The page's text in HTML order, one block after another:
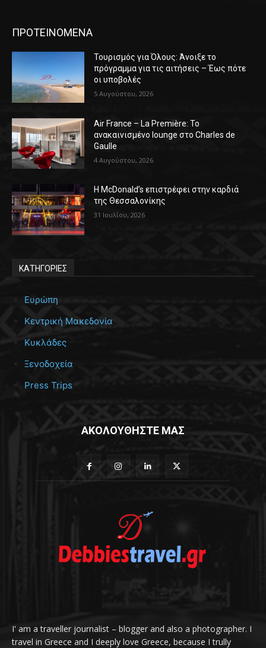
ΠΡΟΤΕΙΝΟΜΕΝΑ
Τουρισμός για Όλους: Άνοιξε το
πρόγραμμα για τις αιτήσεις – Έως πότε
οι υποβολές
5 Αυγούστου, 2026
Air France – La Première: Το
ανακαινισμένο lounge στο Charles de
Gaulle
4 Αυγούστου, 2026
Η McDonald’s επιστρέφει στην καρδιά
της Θεσσαλονίκης
31 Ιουλίου, 2026
ΚΑΤΗΓΟΡΙΕΣ
Ευρώπη
Κεντρική Μακεδονία
Κυκλάδες
Ξενοδοχεία
Press Trips
ΑΚΟΛΟΥΘΗΣΤΕ ΜΑΣ
I' am a traveller journalist – blogger and also a photographer. I
travel in Greece and I deeply love Greece, because I trully